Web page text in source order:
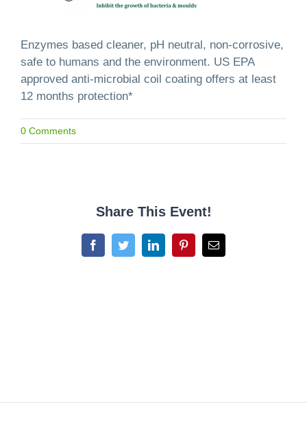
Enzymes based cleaner, pH neutral, non-corrosive,
safe to humans and the environment. US EPA
approved anti-microbial coil coating offers at least
12 months protection*
0 Comments
Share This Event!
FacebookTwitterLinkedInPinterestEmail